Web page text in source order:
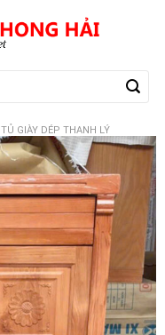
TỦ GIÀY DÉP THANH LÝ